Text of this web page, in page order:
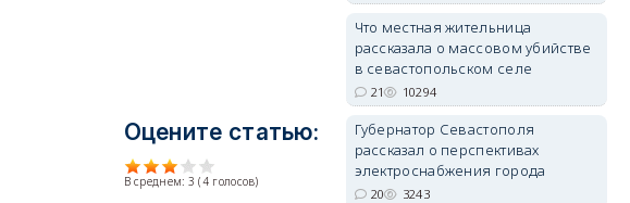
Оцените статью:
В среднем: 3 (4 голосов)
Что местная жительница
рассказала о массовом убийстве
в севастопольском селе
21 10294
Губернатор Севастополя
рассказал о перспективах
электроснабжения города
20 3243